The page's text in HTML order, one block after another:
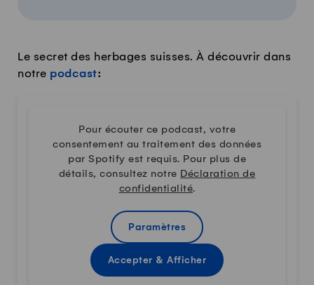
Le secret des herbages suisses. À découvrir dans
notre podcast:
Pour écouter ce podcast, votre
consentement au traitement des données
par Spotify est requis. Pour plus de
détails, consultez notre Déclaration de
confidentialité.
Paramètres
Accepter & Afficher